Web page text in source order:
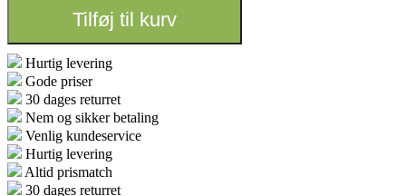
Tilføj til kurv
Hurtig levering
Gode priser
30 dages returret
Nem og sikker betaling
Venlig kundeservice
Hurtig levering
Altid prismatch
30 dages returret